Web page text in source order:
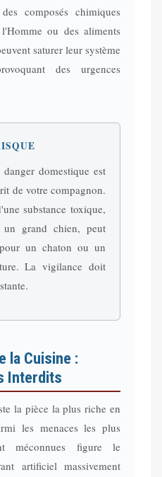
composés chimiques
ou des aliments
saturer leur système
des urgences
domestique est
de votre compagnon.
substance toxique,
grand chien, peut
un chaton ou un
La vigilance doit
la Cuisine :
Interdits
la pièce la plus riche en
les menaces les plus
méconnues figure le
artificiel massivement